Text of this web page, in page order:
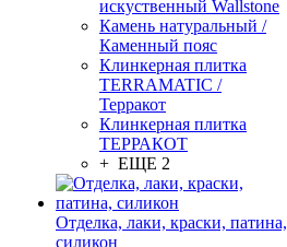
искуственный Wallstone
Камень натуральный /
Каменный пояс
Клинкерная плитка
TERRAMATIC /
Терракот
Клинкерная плитка
ТЕРРАКОТ
+ ЕЩЕ 2
Отделка, лаки, краски, патина,
силикон